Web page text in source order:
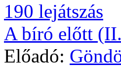
190 lejátszás
A bíró előtt
Előadó: